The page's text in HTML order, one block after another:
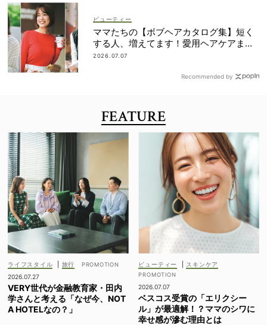
ビューティー
ママたちの【ボブヘアカタログ集】短く
する人、増えてます！愛用ヘアケアまで
全部見せ
2026.07.07
Recommended by
FEATURE
ライフスタイル
旅行
2026.07.27
VERY世代が金融教育家・田内
学さんと考える「なぜ今、NOT
A HOTELなの？」
ビューティー スキンケア
2026.07.07
ベスコス受賞の「エリクシー
ル」が最適解！？ママのシワに
幸せ感が滲む理由とは